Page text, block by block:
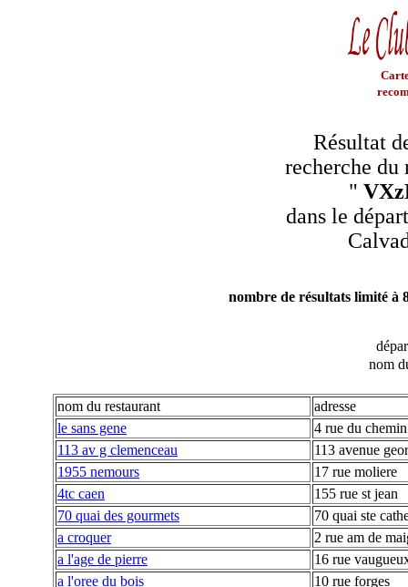
Résultat
recherche du
"
dans le
nombre de résultats limité à
nom
nom du restaurant
adresse
le sans gene
4 rue du
113 av g clemenceau
113 avenue
1955 nemours
17 rue moliere
4tc caen
155 rue st jean
70 quai des gourmets
70 quai ste
a croquer
2 rue am de
a l'age de pierre
16 rue
a l'oree du bois
10 rue forges